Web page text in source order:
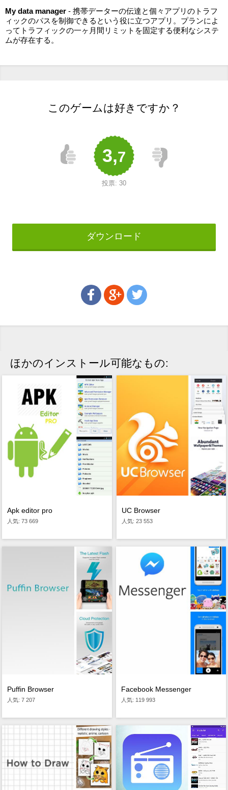
My data manager - 携帯データーの伝達と個々アプリのトラフ
ィックのパスを制御できるという役に立つアプリ。プランによ
ってトラフィックの一ヶ月間リミットを固定する便利なシステ
ムが存在する。
このゲームは好きですか？
3,7
投票: 30
ダウンロード
ほかのインストール可能なもの:
Apk editor pro
人気: 73 669
UC Browser
人気: 23 553
Puffin Browser
人気: 7 207
Facebook Messenger
人気: 119 993